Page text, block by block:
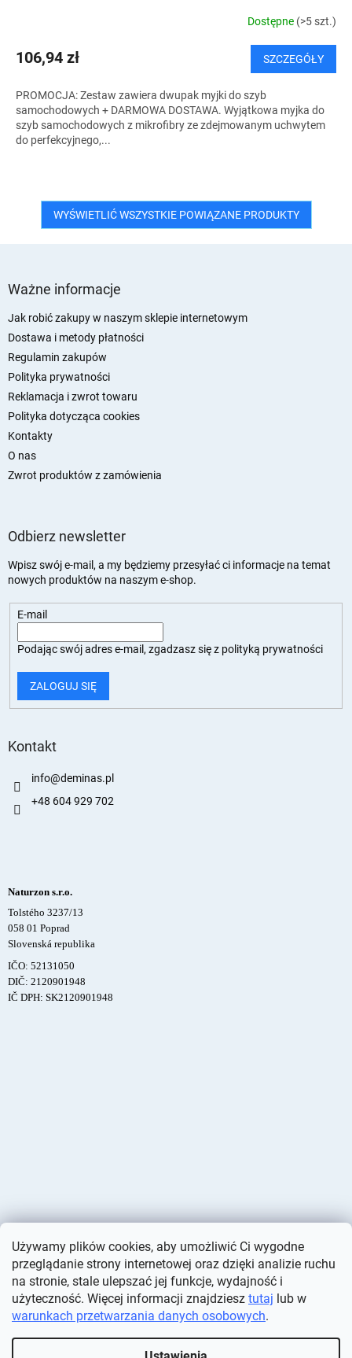
Używamy plików cookies, aby umożliwić Ci wygodne
przeglądanie strony internetowej oraz dzięki analizie ruchu
na stronie, stale ulepszać jej funkcje, wydajność i
użyteczność. Więcej informacji znajdziesz tutaj lub w
warunkach przetwarzania danych osobowych.
T
I
S
Dostępne (>5 szt.)
106,94 zł SZCZEGÓŁY
PROMOCJA: Zestaw zawiera dwupak myjki do szyb
samochodowych + DARMOWA DOSTAWA. Wyjątkowa myjka do
szyb samochodowych z mikrofibry ze zdejmowanym uchwytem
do perfekcyjnego,...
WYŚWIETLIĆ WSZYSTKIE POWIĄZANE PRODUKTY
Ważne informacje
Jak robić zakupy w naszym sklepie internetowym
Dostawa i metody płatności
Regulamin zakupów
Polityka prywatności
Reklamacja i zwrot towaru
Polityka dotycząca cookies
Kontakty
O nas
Zwrot produktów z zamówienia
Odbierz newsletter
Wpisz swój e-mail, a my będziemy przesyłać ci informacje na temat
nowych produktów na naszym e-shop.
E-mail
Podając swój adres e-mail, zgadzasz się z polityką prywatności
ZALOGUJ SIĘ
Kontakt
info@deminas.pl
+48 604 929 702
Naturzon s.r.o.
Tolstého 3237/13
058 01 Poprad
Slovenská republika
IČO: 52131050
DIČ: 2120901948
IČ DPH: SK2120901948